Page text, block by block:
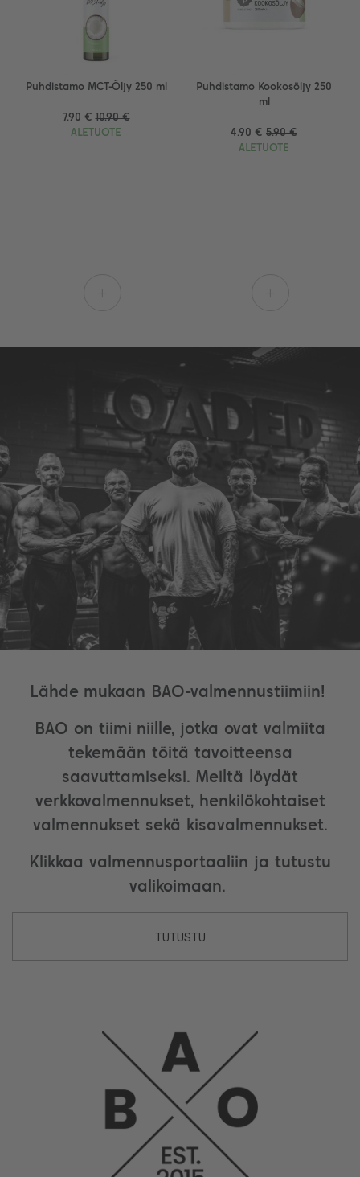
Puhdistamo MCT-Öljy 250 ml
7.90 € 10.90 €
ALETUOTE
Puhdistamo Kookosöljy 250
ml
4.90 € 5.90 €
ALETUOTE
Lähde mukaan BAO-valmennustiimiin!
BAO on tiimi niille, jotka ovat valmiita
tekemään töitä tavoitteensa
saavuttamiseksi. Meiltä löydät
verkkovalmennukset, henkilökohtaiset
valmennukset sekä kisavalmennukset.
Klikkaa valmennusportaaliin ja tutustu
valikoimaan.
TUTUSTU